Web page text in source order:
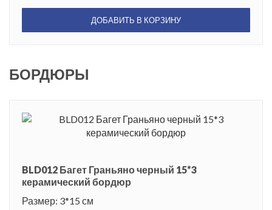
ДОБАВИТЬ В КОРЗИНУ
БОРДЮРЫ
BLD012 Багет Граньяно черный 15*3
керамический бордюр
Размер: 3*15 см